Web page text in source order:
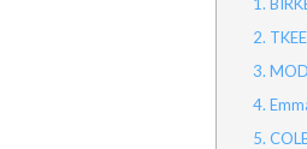
2.
3.
4.
5.